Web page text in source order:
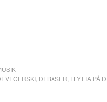
DEBASER FLYTTA PÅ